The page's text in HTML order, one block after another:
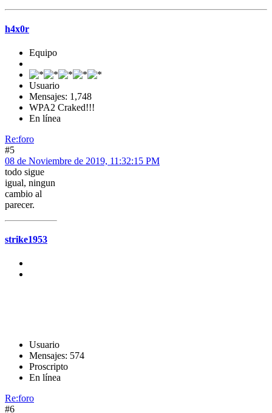
h4x0r
Equipo
Usuario
Mensajes: 1,748
WPA2 Craked!!!
En línea
Re:foro
#5
08 de Noviembre de 2019, 11:32:15 PM
todo sigue
igual, ningun
cambio al
parecer.
strike1953
Usuario
Mensajes: 574
Proscripto
En línea
Re:foro
#6